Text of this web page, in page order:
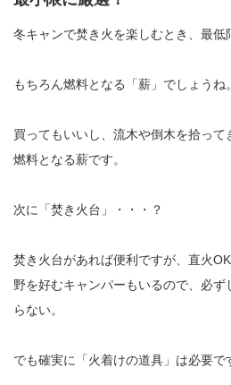
冬キャンで焚き火を楽しむとき、最低
もちろん燃料となる「薪」でしょうね。
買ってもいいし、流木や倒木を拾って
燃料となる薪です。
次に「焚き火台」・・・？
焚き火台があれば便利ですが、直火
野を好むキャンパーもいるので、必
らない。
でも確実に「火着けの道具」は必要で